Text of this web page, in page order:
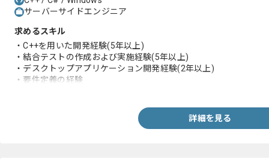
サーバーサイドエンジニア
求めるスキル
・C++を用いた開発経験(5年以上)
・結合テストの作成および実施経験(5年以上)
・デスクトップアプリケーション開発経験(2年以上)
・要件定義の経験
詳細を見る